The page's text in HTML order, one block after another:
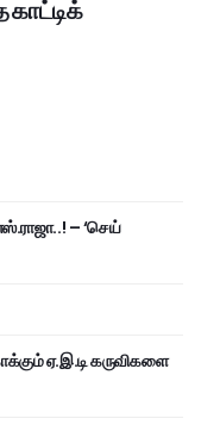
– ‘செய்
ஏ.இ.டி கருவிகளை